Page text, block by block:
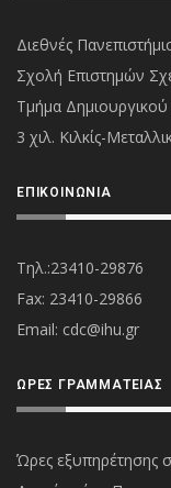
Διεθνές
Σχολή Επιστημών
Τμήμα
3 χιλ. Κιλκίς-
ΕΠΙΚΟΙΝΩΝΊΑ
Τηλ.:23410-29876
Fax: 23410-29866
Εmail: cdc@ihu.gr
ΏΡΕΣ ΓΡΑΜΜΑΤΕΊΑΣ
Ώρες εξυπηρέτησης